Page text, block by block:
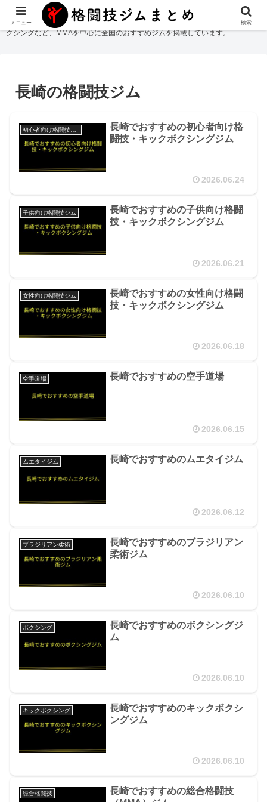
格闘技ジムまとめ
では総合格闘技・柔術・レスリング・キックボクシング・ボ
クシングなど、MMAを中心に全国のおすすめジムを掲載しています。
長崎の格闘技ジム
長崎でおすすめの初心者向け格
闘技・キックボクシングジム
2026.06.24
子供向け格闘技ジム
長崎でおすすめの子供向け格闘
技・キックボクシングジム
2026.06.21
女性向け格闘技ジム
長崎でおすすめの女性向け格闘
技・キックボクシングジム
2026.06.18
空手道場 長崎でおすすめの空手道場
2026.06.15
ムエタイジム 長崎でおすすめのムエタイジム
2026.06.12
ブラジリアン柔術
長崎でおすすめのブラジリアン
柔術ジム
2026.06.10
ボクシング
長崎でおすすめのボクシングジ
ム
2026.06.10
キックボクシング
長崎でおすすめのキックボクシ
ングジム
2026.06.10
総合格闘技
長崎でおすすめの総合格闘技
メニュー 検索